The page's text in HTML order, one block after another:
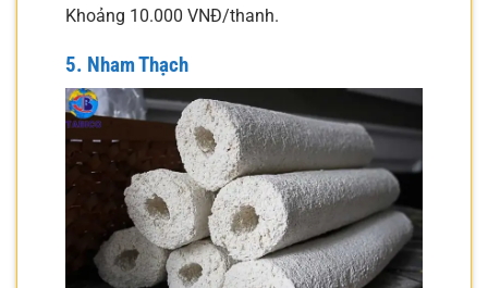
Khoảng 10.000 VNĐ/thanh.
5. Nham Thạch